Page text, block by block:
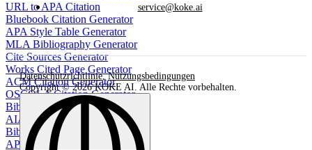
URL to APA Citation
Bluebook Citation Generator
APA Style Table Generator
MLA Bibliography Generator
Cite Sources Generator
Works Cited Page Generator
ACM Citation Generator
OSCOLA Citation Generator
Bibliography generator
AIAA Citation Generator
BibTeX Citation Generator
APA bibliography maker
service@koke.ai
Datenschutzrichtlinie,Nutzungsbedingungen
Copyright © 2026 KOKE AI. Alle Rechte vorbehalten.